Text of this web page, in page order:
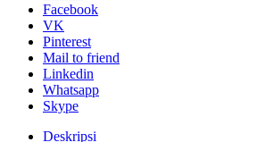
Facebook
VK
Pinterest
Mail to friend
Linkedin
Whatsapp
Skype
Deskripsi